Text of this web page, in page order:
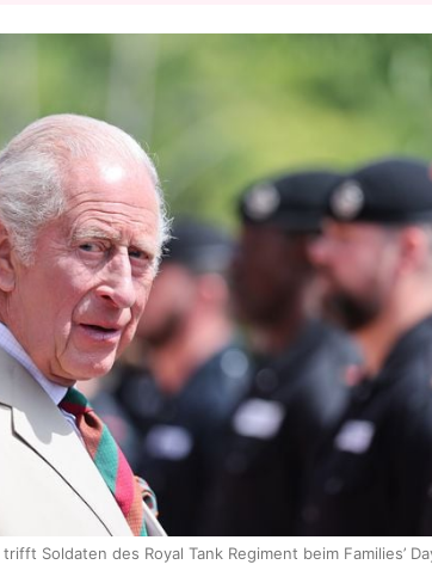
trifft Soldaten des Royal Tank Regiment beim Families’